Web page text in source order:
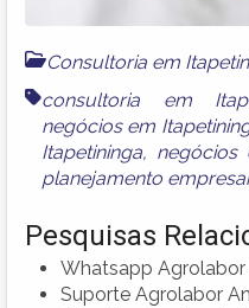
Consultoria em
consultoria em
negócios em
Itapetininga, negócios
planejamento
Pesquisas
Whatsapp Agrolabor
Suporte Agrolabor